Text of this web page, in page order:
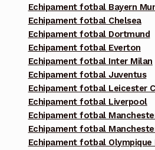
Echipament fotbal Bayern
Echipament fotbal Chelsea
Echipament fotbal Dortmund
Echipament fotbal Everton
Echipament fotbal Inter Milan
Echipament fotbal Juventus
Echipament fotbal Leicester
Echipament fotbal Liverpool
Echipament fotbal
Echipament fotbal
Echipament fotbal Olympique